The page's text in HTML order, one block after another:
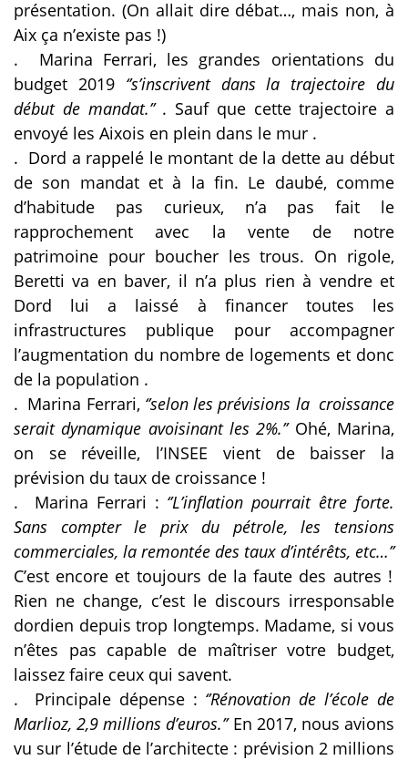
présentation. (On allait dire débat…, mais non, à
Aix ça n’existe pas !)
.
Marina Ferrari, les grandes orientations du
budget 2019 ‘’s’inscrivent dans la trajectoire du
début de mandat.’’ . Sauf que cette trajectoire a
envoyé les Aixois en plein dans le mur .
. Dord a rappelé le montant de la dette au début
de son mandat et à la fin. Le daubé, comme
d’habitude pas curieux, n’a pas fait le
rapprochement avec la vente de notre
patrimoine pour boucher les trous. On rigole,
Beretti va en baver, il n’a plus rien à vendre et
Dord lui a laissé à financer toutes les
infrastructures publique pour accompagner
l’augmentation du nombre de logements et donc
de la population .
. Marina Ferrari, ‘’selon les prévisions la croissance
serait dynamique avoisinant les 2%.’’ Ohé, Marina,
on se réveille, l’INSEE vient de baisser la
prévision du taux de croissance !
.
Marina Ferrari : ‘’L’inflation pourrait être forte.
Sans compter le prix du pétrole, les tensions
commerciales, la remontée des taux d’intérêts, etc…’’
C’est encore et toujours de la faute des autres !
Rien ne change, c’est le discours irresponsable
dordien depuis trop longtemps. Madame, si vous
n’êtes pas capable de maîtriser votre budget,
laissez faire ceux qui savent.
.
Principale dépense : ‘’Rénovation de l’école de
Marlioz, 2,9 millions d’euros.’’En 2017, nous avions
vu sur l’étude de l’architecte : prévision 2 millions